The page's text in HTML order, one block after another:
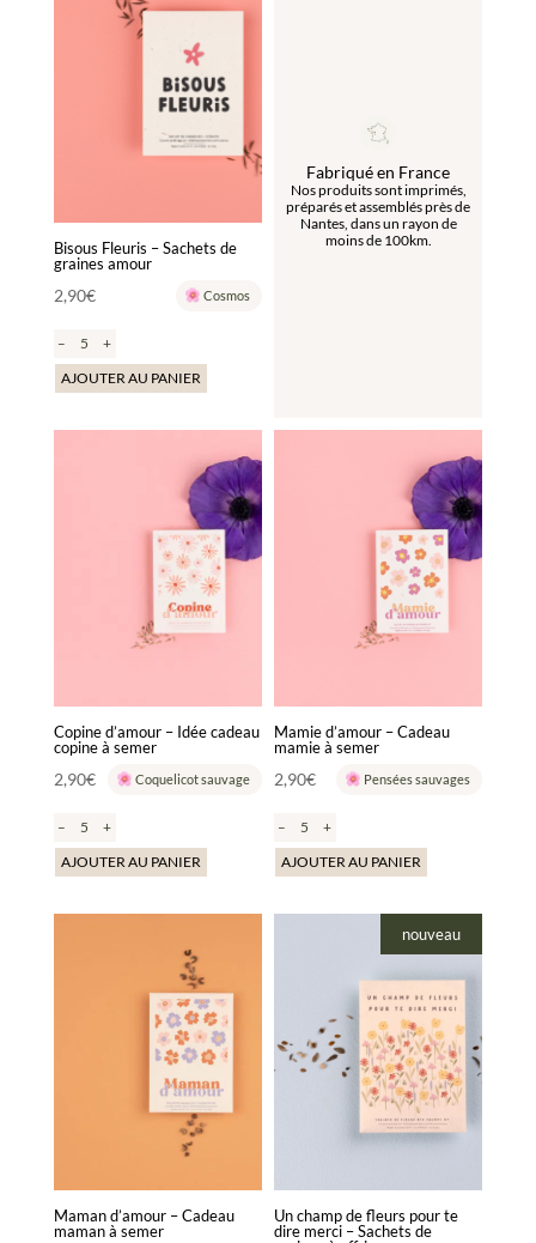
Bisous Fleuris – Sachets de
graines amour
2,90€ Cosmos
–
+
AJOUTER AU PANIER
Fabriqué en France
Nos produits sont imprimés,
préparés et assemblés près de
Nantes, dans un rayon de
moins de 100km.
Copine d’amour – Idée cadeau
copine à semer
2,90€ Coquelicot sauvage
–
+
AJOUTER AU PANIER
Mamie d’amour – Cadeau
mamie à semer
2,90€ Pensées sauvages
–
+
AJOUTER AU PANIER
Maman d’amour – Cadeau
maman à semer
nouveau
Un champ de fleurs pour te
dire merci – Sachets de